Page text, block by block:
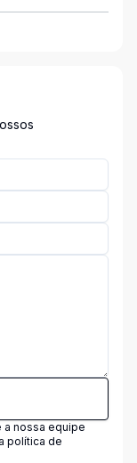
a nossa equipe
política de